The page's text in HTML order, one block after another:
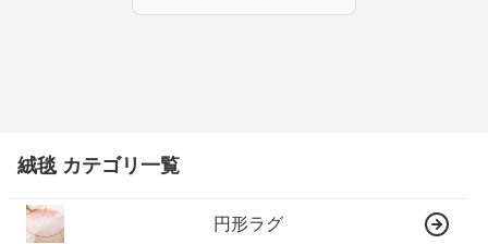
絨毯 カテゴリ一覧
円形ラグ